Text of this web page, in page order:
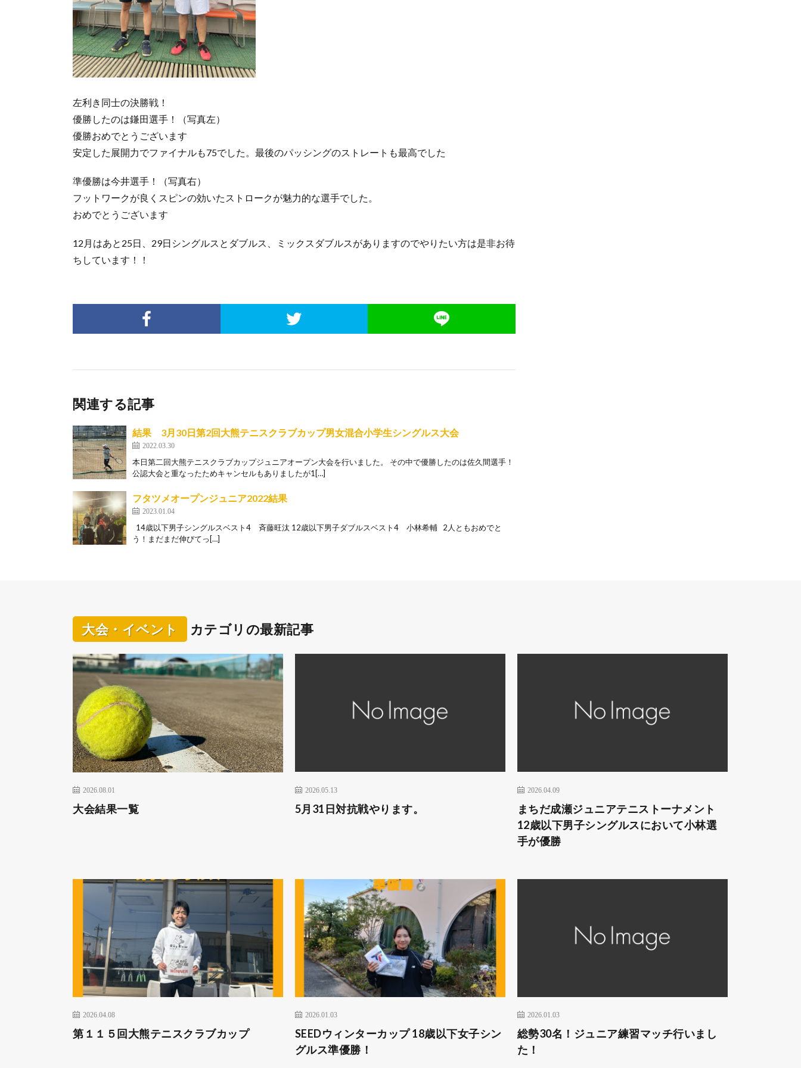
左利き同士の決勝戦！
優勝したのは鎌田選手！（写真左）
優勝おめでとうございます
安定した展開力でファイナルも75でした。最後のパッシングのストレートも最高でした
準優勝は今井選手！（写真右）
フットワークが良くスピンの効いたストロークが魅力的な選手でした。
おめでとうございます
12月はあと25日、29日シングルスとダブルス、ミックスダブルスがありますのでやりたい方は是非お待
ちしています！！
関連する記事
結果 3月30日第2回大熊テニスクラブカップ男女混合小学生シングルス大会
2022.03.30
本日第二回大熊テニスクラブカップジュニアオープン大会を行いました。 その中で優勝したのは佐久間選手！
公認大会と重なったためキャンセルもありましたが1[…]
フタツメオープンジュニア2022結果
2023.01.04
14歳以下男子シングルスベスト4 斉藤旺汰 12歳以下男子ダブルスベスト4 小林希輔 2人ともおめでと
う！まだまだ伸びてっ[…]
大会・イベント カテゴリの最新記事
2026.08.01
大会結果一覧
2026.05.13
5月31日対抗戦やります。
2026.04.09
まちだ成瀬ジュニアテニストーナメント
12歳以下男子シングルスにおいて小林選
手が優勝
2026.04.08
第１１５回大熊テニスクラブカップ
2026.01.03
SEEDウィンターカップ 18歳以下女子シン
グルス準優勝！
2026.01.03
総勢30名！ジュニア練習マッチ行いまし
た！